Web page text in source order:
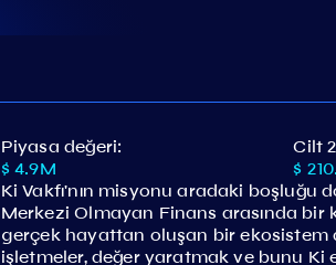
Piyasa değeri:
$ 4.9M
Cilt
$
Ki Vakfı'nın misyonu aradaki boşluğu
Merkezi Olmayan Finans arasında bir
gerçek hayattan oluşan bir ekosistem
işletmeler, değer yaratmak ve bunu Ki